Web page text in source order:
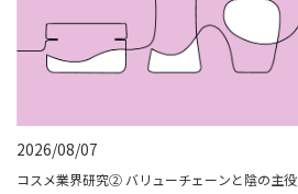
2026/08/07
コスメ業界研究② バリューチェーンと陰の主役